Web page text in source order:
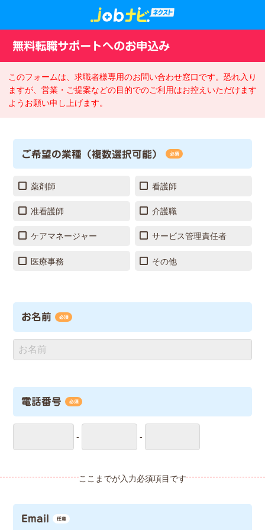
無料転職サポートへのお申込み
このフォームは、求職者様専用のお問い合わせ窓口です。恐れ入り
ますが、営業・ご提案などの目的でのご利用はお控えいただけます
ようお願い申し上げます。
ご希望の業種（複数選択可能） 必須
薬剤師 看護師
准看護師 介護職
ケアマネージャー サービス管理責任者
医療事務 その他
お名前 必須
電話番号 必須
- -
Email 任意